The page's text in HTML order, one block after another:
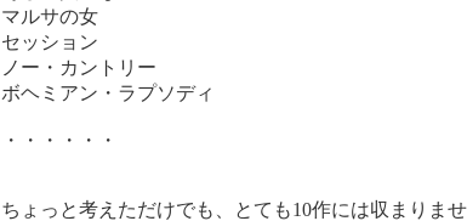
マルサの女
セッション
ノー・カントリー
ボヘミアン・ラプソディ
・・・・・・
ちょっと考えただけでも、とても10作には収まりま